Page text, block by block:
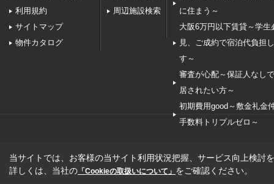
利用規約
サイトマップ
物件カタログ
周辺施設検索
に住まう～
大阪6万円以下賃貸～学生
見、ご成約で宿泊代負担
す～
審査が心配～保証人なし
居されたい方～
初期費用good～敷金礼金
手数料トリプルゼロ～
当サイトでは、お客様の当サイト利用状況把握、サービス向上検討
詳しくは、当社の 「Cookieの取扱いについて」 をご確認ください。